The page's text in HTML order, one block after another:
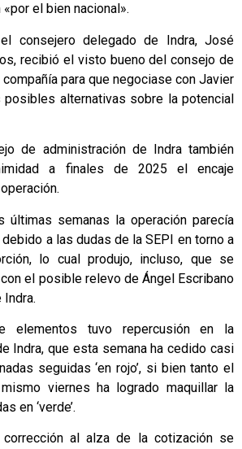
el bien nacional».
consejero delegado de Indra, José
recibió el visto bueno del consejo de
para que negociase con Javier
posibles alternativas sobre la potencial
de administración de Indra también
a finales de 2025 el encaje
últimas semanas la operación parecía
a las dudas de la SEPI en torno a
lo cual produjo, incluso, que se
el posible relevo de Ángel Escribano
elementos tuvo repercusión en la
Indra, que esta semana ha cedido casi
seguidas ‘en rojo’, si bien tanto el
viernes ha logrado maquillar la
en ‘verde’.
al alza de la cotización se